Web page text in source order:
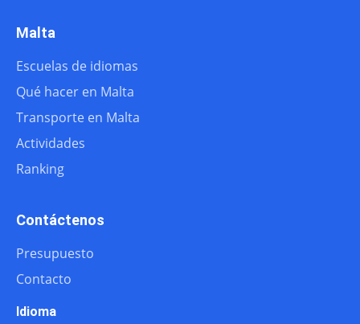
Malta
Escuelas de idiomas
Qué hacer en Malta
Transporte en Malta
Actividades
Ranking
Contáctenos
Presupuesto
Contacto
Idioma